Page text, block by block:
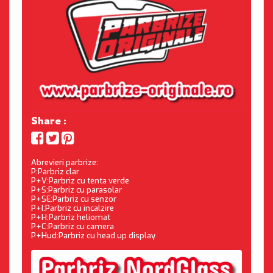
Share :
Abrevieri parbrize:
P:Parbriz clar
P+V:Parbriz cu tenta verde
P+S:Parbriz cu parasolar
P+SE:Parbriz cu senzor
P+I:Parbriz cu incalzire
P+H:Parbriz heliomat
P+C:Parbriz cu camera
P+Hud:Parbriz cu head up display